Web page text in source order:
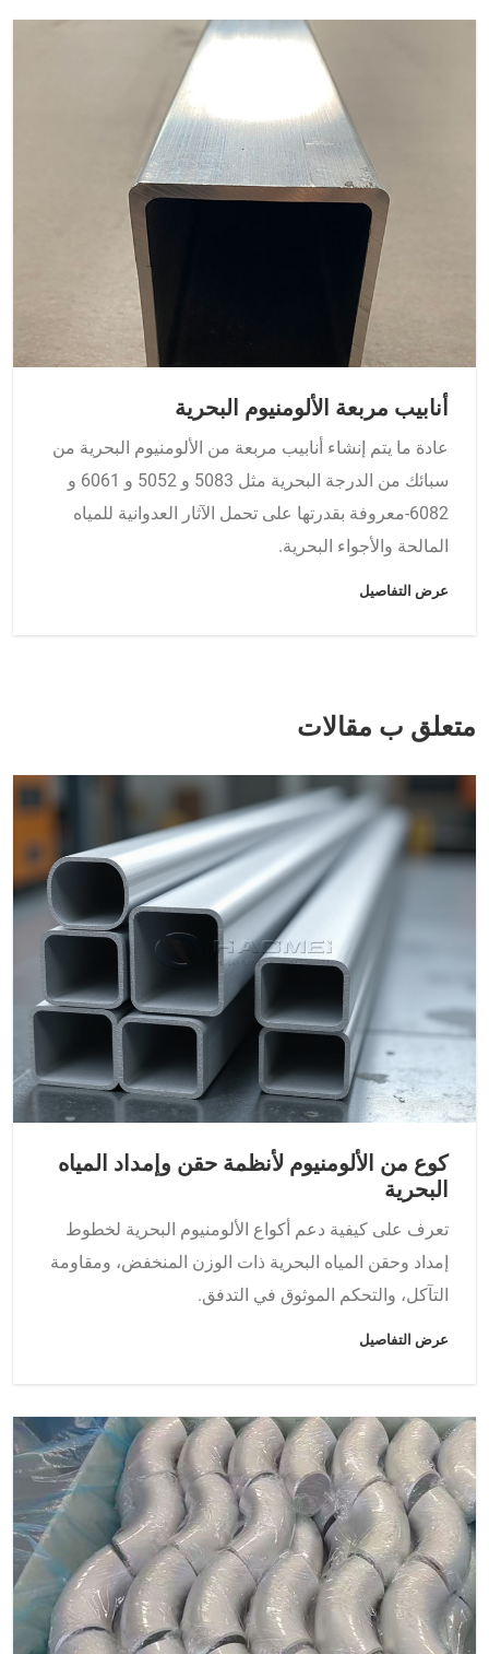
أنابيب مربعة الألومنيوم البحرية
عادة ما يتم إنشاء أنابيب مربعة من الألومنيوم البحرية من
سبائك من الدرجة البحرية مثل 5083 و 5052 و 6061 و
6082-معروفة بقدرتها على تحمل الآثار العدوانية للمياه
المالحة والأجواء البحرية.
عرض التفاصيل
متعلق ب مقالات
كوع من الألومنيوم لأنظمة حقن وإمداد المياه
البحرية
تعرف على كيفية دعم أكواع الألومنيوم البحرية لخطوط
إمداد وحقن المياه البحرية ذات الوزن المنخفض، ومقاومة
التآكل، والتحكم الموثوق في التدفق.
عرض التفاصيل